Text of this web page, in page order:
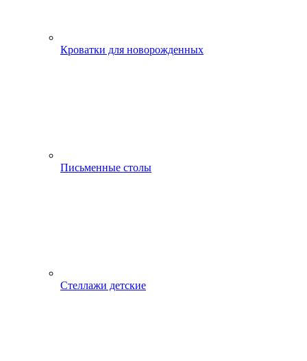
Кроватки для новорожденных
Письменные столы
Стеллажи детские